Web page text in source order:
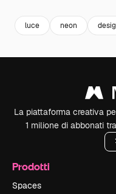
luce neon
La piattaforma creativa
1 milione di abbonati
Prodotti
Spaces